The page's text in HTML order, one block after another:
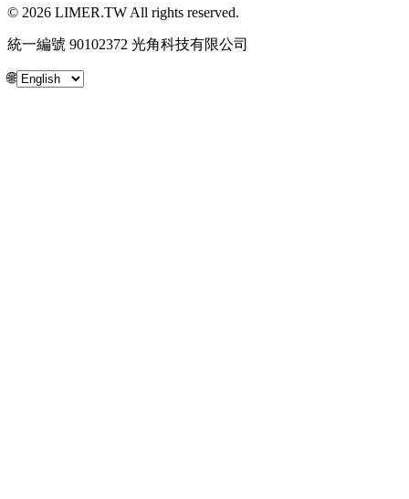
© 2026 LIMER.TW All rights reserved.
統一編號 90102372 光角科技有限公司
🌐